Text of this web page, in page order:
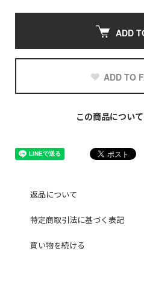
ADD
ADD TO
この商品につい
返品について
特定商取引法に基づく表記
買い物を続ける